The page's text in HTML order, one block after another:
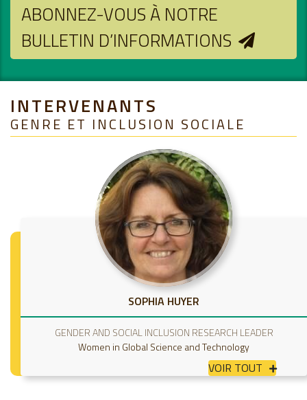
ABONNEZ-VOUS À NOTRE
BULLETIN D’INFORMATIONS
INTERVENANTS
GENRE ET INCLUSION SOCIALE
SOPHIA HUYER
GENDER AND SOCIAL INCLUSION RESEARCH LEADER
Women in Global Science and Technology
VOIR TOUT